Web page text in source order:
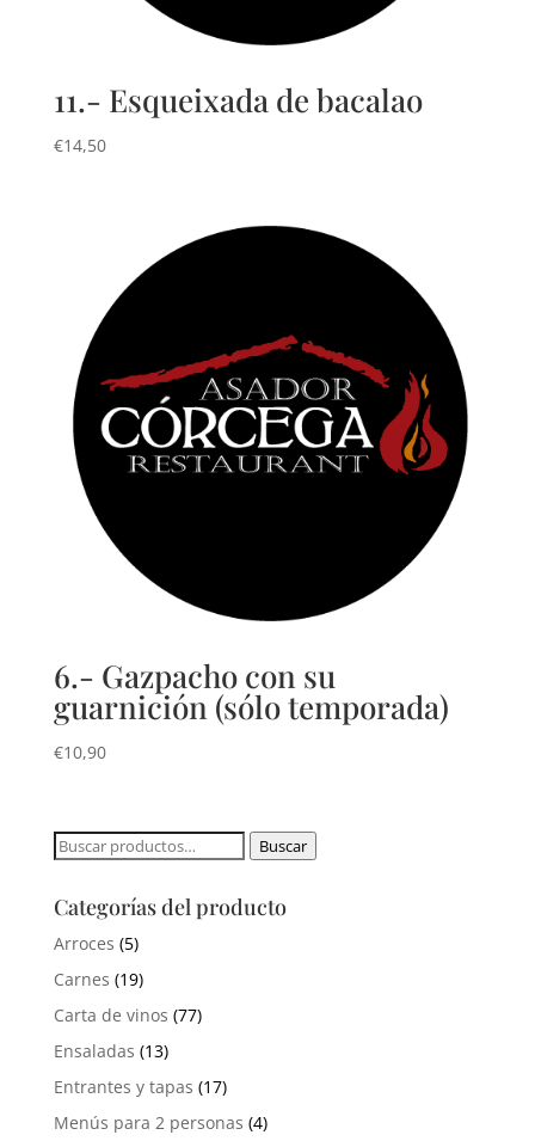
11.- Esqueixada de bacalao
€14,50
6.- Gazpacho con su
guarnición (sólo temporada)
€10,90
Buscar
Buscar
Categorías del producto
Arroces (5)
Carnes (19)
Carta de vinos (77)
Ensaladas (13)
Entrantes y tapas (17)
Menús para 2 personas (4)